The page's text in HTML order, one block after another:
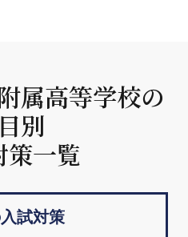
属高等学校の
別
策一覧
試対策